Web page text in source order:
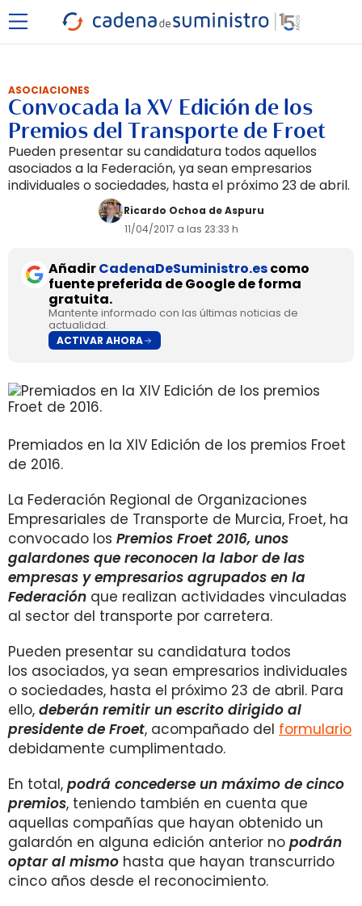
ASOCIACIONES
Convocada la XV Edición de los
Premios del Transporte de Froet
Pueden presentar su candidatura todos aquellos
asociados a la Federación, ya sean empresarios
individuales o sociedades, hasta el próximo 23 de abril.
Ricardo Ochoa de Aspuru
11/04/2017 a las 23:33 h
AñadirCadenaDeSuministro.escomo
fuente preferida de Google de forma
gratuita.
Mantente informado con las últimas noticias de
actualidad.
ACTIVAR AHORA
Premiados en la XIV Edición de los premios Froet
de 2016.
La Federación Regional de Organizaciones
Empresariales de Transporte de Murcia, Froet, ha
convocado los Premios Froet 2016, unos
galardones que reconocen la labor de las
empresas y empresarios agrupados en la
Federación que realizan actividades vinculadas
al sector del transporte por carretera.
Pueden presentar su candidatura todos
los asociados, ya sean empresarios individuales
o sociedades, hasta el próximo 23 de abril. Para
ello, deberán remitir un escrito dirigido al
presidente de Froet, acompañado del formulario
debidamente cumplimentado.
En total, podrá concederse un máximo de cinco
premios, teniendo también en cuenta que
aquellas compañías que hayan obtenido un
galardón en alguna edición anterior no podrán
optar al mismo hasta que hayan transcurrido
cinco años desde el reconocimiento.